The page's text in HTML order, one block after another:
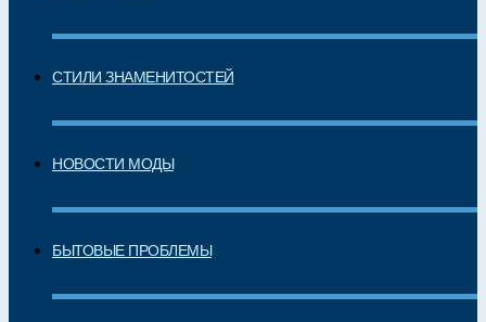
СТИЛИ ЗНАМЕНИТОСТЕЙ
НОВОСТИ МОДЫ
БЫТОВЫЕ ПРОБЛЕМЫ